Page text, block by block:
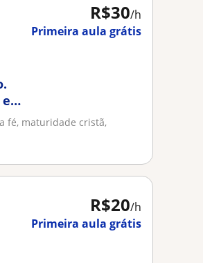
R$30/h
Primeira aula grátis
fé, maturidade cristã,
R$20/h
Primeira aula grátis